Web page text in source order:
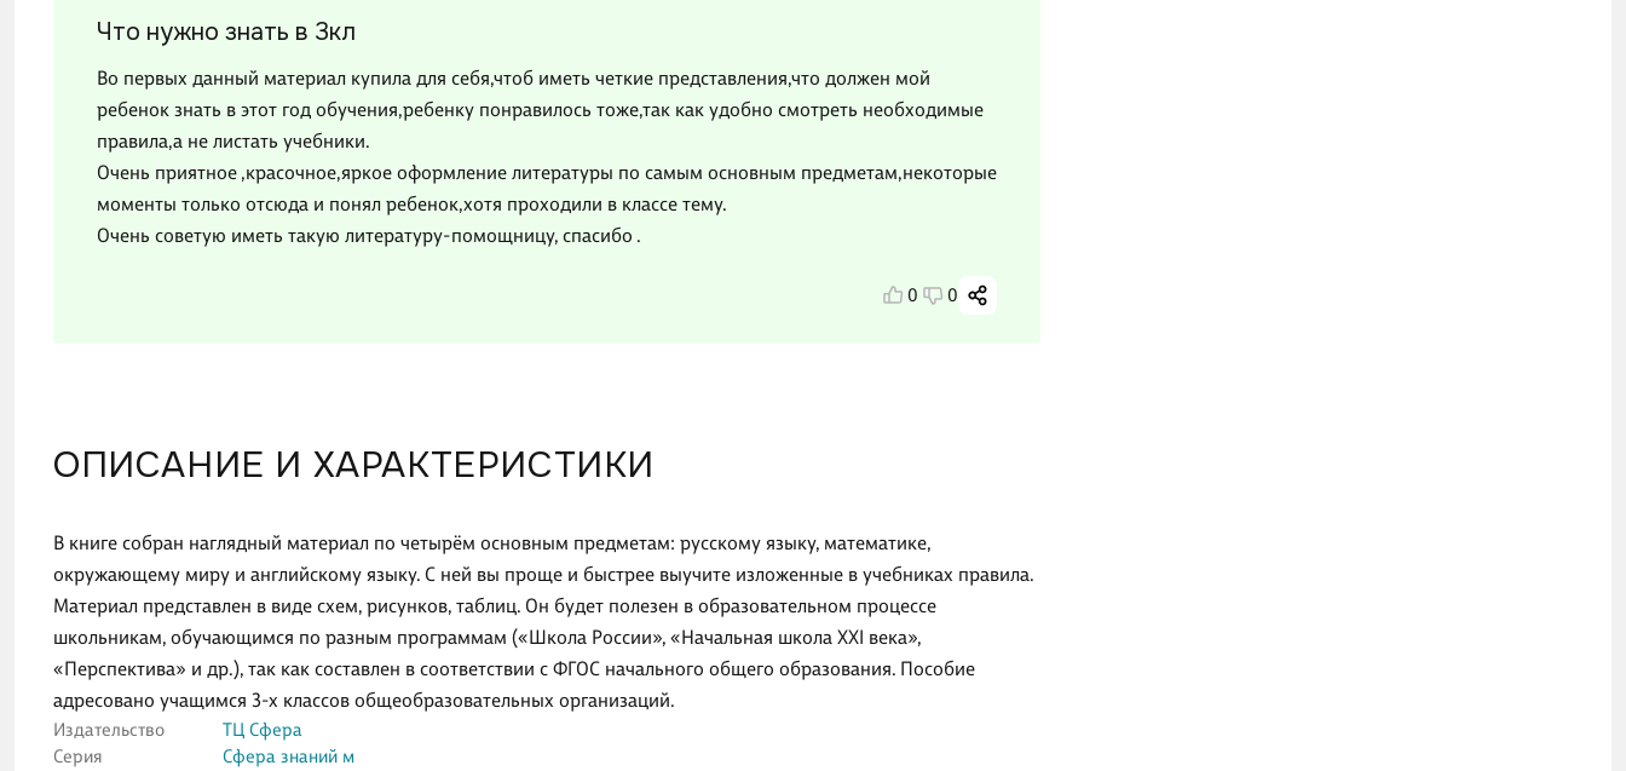
ОПИСАНИЕ И ХАРАКТЕРИСТИКИ
В книге собран наглядный материал по четырём основным предметам: русскому языку, математике,
окружающему миру и английскому языку. С ней вы проще и быстрее выучите изложенные в учебниках правила.
Материал представлен в виде схем, рисунков, таблиц. Он будет полезен в образовательном процессе
школьникам, обучающимся по разным программам («Школа России», «Начальная школа XXI века»,
«Перспектива» и др.), так как составлен в соответствии с ФГОС начального общего образования. Пособие
адресовано учащимся 3-х классов общеобразовательных организаций.
Издательство
ТЦ Сфера
Серия
Сфера знаний м
Что нужно знать в 3кл
Во первых данный материал купила для себя,чтоб иметь четкие представления,что должен мой
ребенок знать в этот год обучения,ребенку понравилось тоже,так как удобно смотреть необходимые
правила,а не листать учебники.
Очень приятное ,красочное,яркое оформление литературы по самым основным предметам,некоторые
моменты только отсюда и понял ребенок,хотя проходили в классе тему.
Очень советую иметь такую литературу-помощницу, спасибо .
0 0